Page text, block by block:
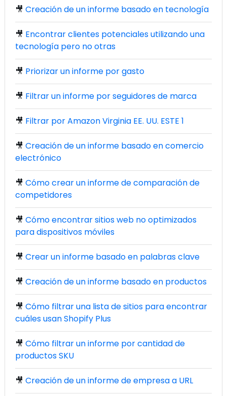
🎥 Creación de un informe basado en tecnología
🎥 Encontrar clientes potenciales utilizando una
tecnología pero no otras
🎥 Priorizar un informe por gasto
🎥 Filtrar un informe por seguidores de marca
🎥 Filtrar por Amazon Virginia EE. UU. ESTE 1
🎥 Creación de un informe basado en comercio
electrónico
🎥 Cómo crear un informe de comparación de
competidores
🎥 Cómo encontrar sitios web no optimizados
para dispositivos móviles
🎥 Crear un informe basado en palabras clave
🎥 Creación de un informe basado en productos
🎥 Cómo filtrar una lista de sitios para encontrar
cuáles usan Shopify Plus
🎥 Cómo filtrar un informe por cantidad de
productos SKU
🎥 Creación de un informe de empresa a URL